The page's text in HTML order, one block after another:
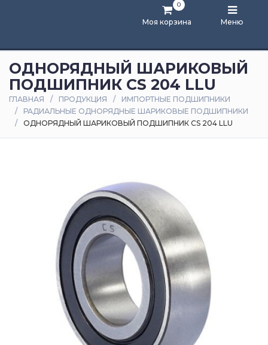
Моя корзина
0
Меню
и
статьи
Оплата
доставка
ОДНОРЯДНЫЙ ШАРИКОВЫЙ
ПОДШИПНИК CS 204 LLU
ГЛАВНАЯ ПРОДУКЦИЯ
ИМПОРТНЫЕ ПОДШИПНИКИ
РАДИАЛЬНЫЕ ОДНОРЯДНЫЕ ШАРИКОВЫЕ ПОДШИПНИКИ
ОДНОРЯДНЫЙ ШАРИКОВЫЙ ПОДШИПНИК CS 204 LLU